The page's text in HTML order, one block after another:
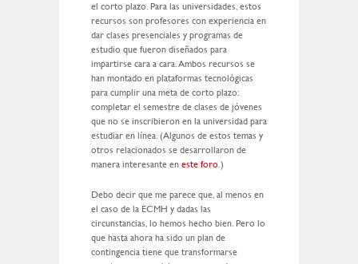
el corto plazo. Para las universidades, estos
recursos son profesores con experiencia en
dar clases presenciales y programas de
estudio que fueron diseñados para
impartirse cara a cara. Ambos recursos se
han montado en plataformas tecnológicas
para cumplir una meta de corto plazo:
completar el semestre de clases de jóvenes
que no se inscribieron en la universidad para
estudiar en línea. (Algunos de estos temas y
otros relacionados se desarrollaron de
manera interesante en este foro.)
Debo decir que me parece que, al menos en
el caso de la ECMH y dadas las
circunstancias, lo hemos hecho bien. Pero lo
que hasta ahora ha sido un plan de
contingencia tiene que transformarse